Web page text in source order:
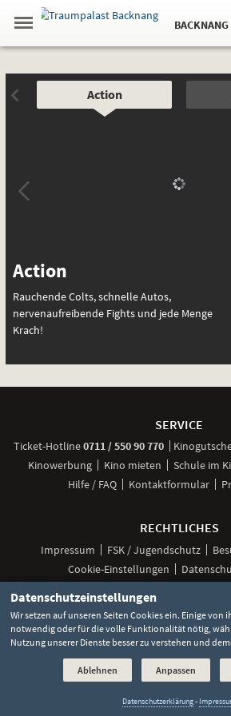
Springe
zum
,zum
.
Navigation
Gehe
zur
Standortauswahl
Standort:
BACKNANG.
Hinweis
Emotional
für
Action
Action
Rauchende Colts, schnelle Autos,
nervenaufreibende Fights und jede Menge
Krach!
SERVICE
Ticket-Hotline0711 / 550 90 770anrufen
Kinowerbung
Kino mieten Schule im
Hilfe / FAQ
Kontaktformular
RECHTLICHES
Impressum FSK / Jugendschutz
Cookie-Einstellungen
Social
Media
Unsere
Seite
Facebook
Unsere
Seite
Instagram
Unsere
Seite
©2026 Lochmann
Datenschutzeinstellungen
Wir setzen auf unseren Seiten Cookies ein. Einige von
notwendig oder für die volle Funktionalität nötig,
Nutzung unserer Dienste besser zu verstehen und
Ablehnen Anpassen
Datenschutzerklärung-